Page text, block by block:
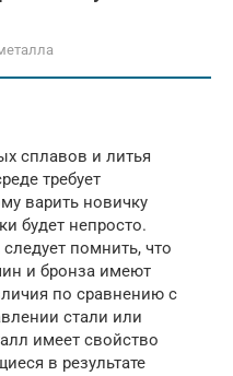
сплавов и литья
требует
варить новичку
будет непросто.
помнить, что
и бронза имеют
по сравнению с
стали или
имеет свойство
в результате